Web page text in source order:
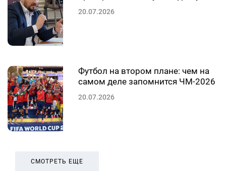
20.07.2026
Футбол на втором плане: чем на
самом деле запомнится ЧМ-2026
20.07.2026
СМОТРЕТЬ ЕЩЕ